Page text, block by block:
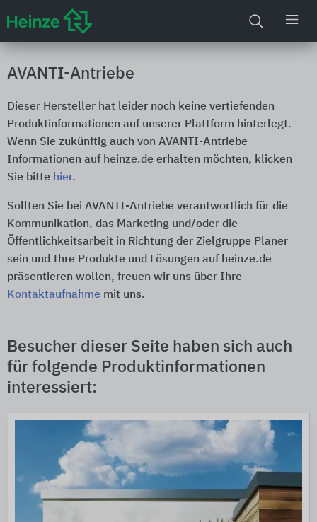
AVANTI-Antriebe
Dieser Hersteller hat leider noch keine vertiefenden
Produktinformationen auf unserer Plattform hinterlegt.
Wenn Sie zukünftig auch von AVANTI-Antriebe
Informationen auf heinze.de erhalten möchten, klicken
Sie bitte hier.
Sollten Sie bei AVANTI-Antriebe verantwortlich für die
Kommunikation, das Marketing und/oder die
Öffentlichkeitsarbeit in Richtung der Zielgruppe Planer
sein und Ihre Produkte und Lösungen auf heinze.de
präsentieren wollen, freuen wir uns über Ihre
Kontaktaufnahme mit uns.
Besucher dieser Seite haben sich auch
für folgende Produktinformationen
interessiert: